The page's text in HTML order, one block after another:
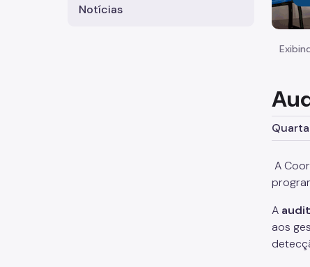
Notícias
A
A
aos